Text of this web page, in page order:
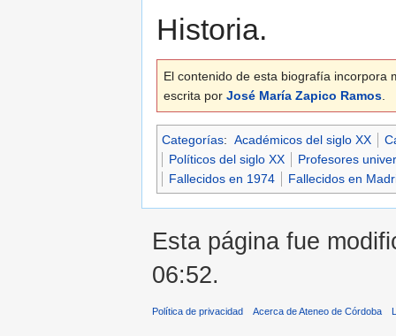
Historia.
El contenido de esta biografía incorpora
escrita por José María Zapico Ramos.
Categorías: Académicos del siglo XX
Políticos del siglo XX
Profesores
Fallecidos en 1974
Fallecidos en
Esta página fue
06:52.
Política de privacidad Acerca de Ateneo de Córdoba